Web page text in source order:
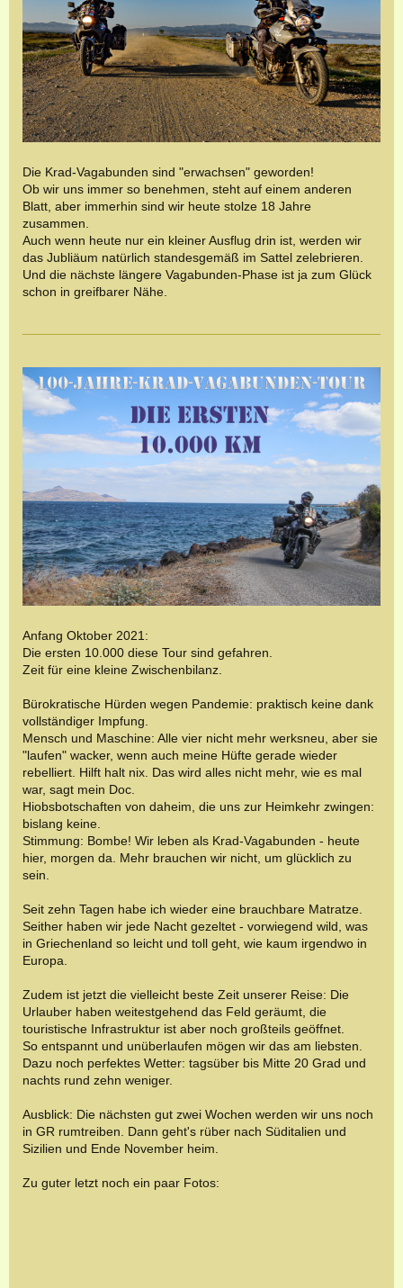
Die Krad-Vagabunden sind "erwachsen" geworden!
Ob wir uns immer so benehmen, steht auf einem anderen
Blatt, aber immerhin sind wir heute stolze 18 Jahre
zusammen.
Auch wenn heute nur ein kleiner Ausflug drin ist, werden wir
das Jubliäum natürlich standesgemäß im Sattel zelebrieren.
Und die nächste längere Vagabunden-Phase ist ja zum Glück
schon in greifbarer Nähe.
Anfang Oktober 2021:
Die ersten 10.000 diese Tour sind gefahren.
Zeit für eine kleine Zwischenbilanz.
Bürokratische Hürden wegen Pandemie: praktisch keine dank
vollständiger Impfung.
Mensch und Maschine: Alle vier nicht mehr werksneu, aber sie
"laufen" wacker, wenn auch meine Hüfte gerade wieder
rebelliert. Hilft halt nix. Das wird alles nicht mehr, wie es mal
war, sagt mein Doc.
Hiobsbotschaften von daheim, die uns zur Heimkehr zwingen:
bislang keine.
Stimmung: Bombe! Wir leben als Krad-Vagabunden - heute
hier, morgen da. Mehr brauchen wir nicht, um glücklich zu
sein.
Seit zehn Tagen habe ich wieder eine brauchbare Matratze.
Seither haben wir jede Nacht gezeltet - vorwiegend wild, was
in Griechenland so leicht und toll geht, wie kaum irgendwo in
Europa.
Zudem ist jetzt die vielleicht beste Zeit unserer Reise: Die
Urlauber haben weitestgehend das Feld geräumt, die
touristische Infrastruktur ist aber noch großteils geöffnet.
So entspannt und unüberlaufen mögen wir das am liebsten.
Dazu noch perfektes Wetter: tagsüber bis Mitte 20 Grad und
nachts rund zehn weniger.
Ausblick: Die nächsten gut zwei Wochen werden wir uns noch
in GR rumtreiben. Dann geht's rüber nach Süditalien und
Sizilien und Ende November heim.
Zu guter letzt noch ein paar Fotos: